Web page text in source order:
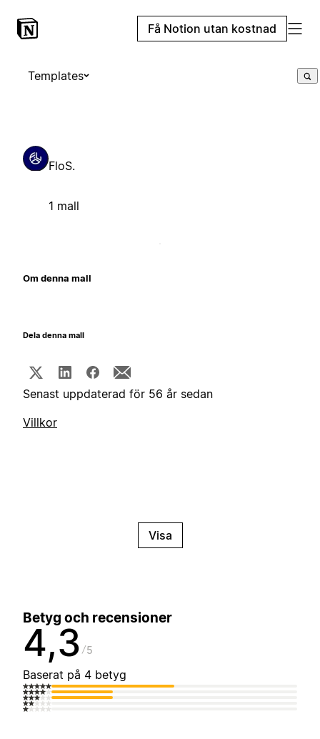
Få Notion utan kostnad
Templates
FloS.
1 mall
Om denna mall
Dela denna mall
Senast uppdaterad för 56 år sedan
Villkor
Visa
Betyg och recensioner
4,3 5
Baserat på 4 betyg